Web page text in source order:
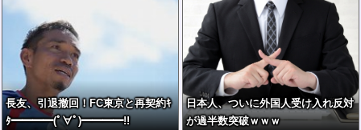
長友、引退撤回！FC東京と再契約ｷ
ﾀ━━━━(ﾟ∀ﾟ)━━━━!!
日本人、ついに外国人受け入れ反対
が過半数突破ｗｗｗ